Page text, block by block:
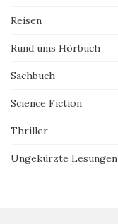
Reisen
Rund ums Hörbuch
Sachbuch
Science Fiction
Thriller
Ungekürzte Lesungen